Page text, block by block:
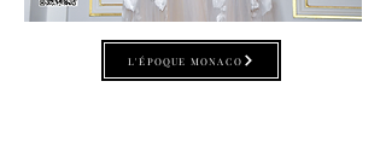
L'ÉPOQUE MONACO